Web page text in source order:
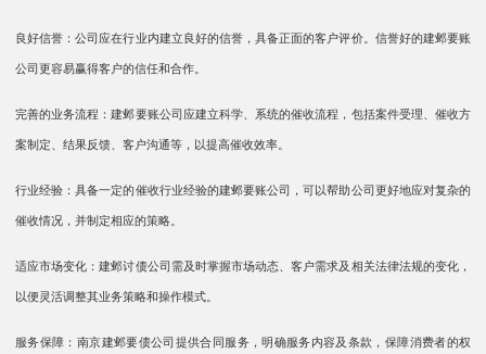
良好信誉：公司应在行业内建立良好的信誉，具备正面的客户评价。信誉好的建邺要账
公司更容易赢得客户的信任和合作。
完善的业务流程：建邺要账公司应建立科学、系统的催收流程，包括案件受理、催收方
案制定、结果反馈、客户沟通等，以提高催收效率。
行业经验：具备一定的催收行业经验的建邺要账公司，可以帮助公司更好地应对复杂的
催收情况，并制定相应的策略。
适应市场变化：建邺讨债公司需及时掌握市场动态、客户需求及相关法律法规的变化，
以便灵活调整其业务策略和操作模式。
服务保障：南京建邺要债公司提供合同服务，明确服务内容及条款，保障消费者的权